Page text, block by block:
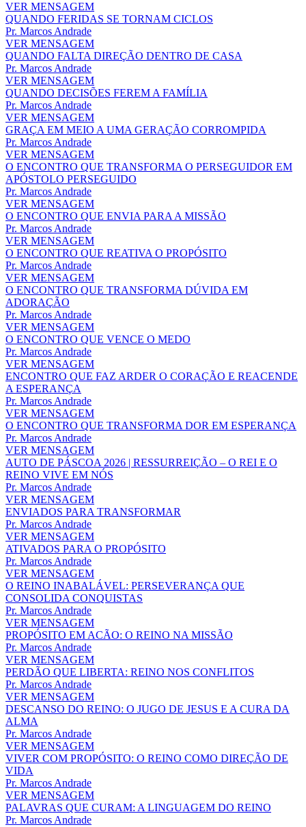
VER MENSAGEM
QUANDO FERIDAS SE TORNAM CICLOS
Pr. Marcos Andrade
VER MENSAGEM
QUANDO FALTA DIREÇÃO DENTRO DE CASA
Pr. Marcos Andrade
VER MENSAGEM
QUANDO DECISÕES FEREM A FAMÍLIA
Pr. Marcos Andrade
VER MENSAGEM
GRAÇA EM MEIO A UMA GERAÇÃO CORROMPIDA
Pr. Marcos Andrade
VER MENSAGEM
O ENCONTRO QUE TRANSFORMA O PERSEGUIDOR EM
APÓSTOLO PERSEGUIDO
Pr. Marcos Andrade
VER MENSAGEM
O ENCONTRO QUE ENVIA PARA A MISSÃO
Pr. Marcos Andrade
VER MENSAGEM
O ENCONTRO QUE REATIVA O PROPÓSITO
Pr. Marcos Andrade
VER MENSAGEM
O ENCONTRO QUE TRANSFORMA DÚVIDA EM
ADORAÇÃO
Pr. Marcos Andrade
VER MENSAGEM
O ENCONTRO QUE VENCE O MEDO
Pr. Marcos Andrade
VER MENSAGEM
ENCONTRO QUE FAZ ARDER O CORAÇÃO E REACENDE
A ESPERANÇA
Pr. Marcos Andrade
VER MENSAGEM
O ENCONTRO QUE TRANSFORMA DOR EM ESPERANÇA
Pr. Marcos Andrade
VER MENSAGEM
AUTO DE PÁSCOA 2026 | RESSURREIÇÃO – O REI E O
REINO VIVE EM NÓS
Pr. Marcos Andrade
VER MENSAGEM
ENVIADOS PARA TRANSFORMAR
Pr. Marcos Andrade
VER MENSAGEM
ATIVADOS PARA O PROPÓSITO
Pr. Marcos Andrade
VER MENSAGEM
O REINO INABALÁVEL: PERSEVERANÇA QUE
CONSOLIDA CONQUISTAS
Pr. Marcos Andrade
VER MENSAGEM
PROPÓSITO EM ACÃO: O REINO NA MISSÃO
Pr. Marcos Andrade
VER MENSAGEM
PERDÃO QUE LIBERTA: REINO NOS CONFLITOS
Pr. Marcos Andrade
VER MENSAGEM
DESCANSO DO REINO: O JUGO DE JESUS E A CURA DA
ALMA
Pr. Marcos Andrade
VER MENSAGEM
VIVER COM PROPÓSITO: O REINO COMO DIREÇÃO DE
VIDA
Pr. Marcos Andrade
VER MENSAGEM
PALAVRAS QUE CURAM: A LINGUAGEM DO REINO
Pr. Marcos Andrade